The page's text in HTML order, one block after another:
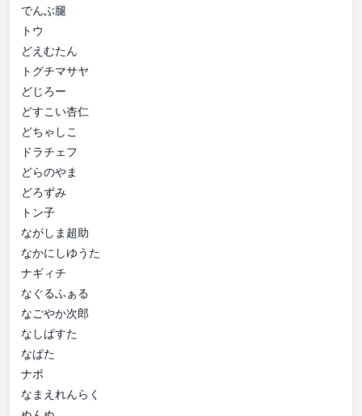
でんぶ腿
トウ
どえむたん
トグチマサヤ
どじろー
どすこい杏仁
どちゃしこ
ドラチェフ
どらのやま
どろずみ
トン子
ながしま超助
なかにしゆうた
ナギィチ
なぐるふぁる
なごやか次郎
なしぱすた
なぱた
ナポ
なまえれんらく